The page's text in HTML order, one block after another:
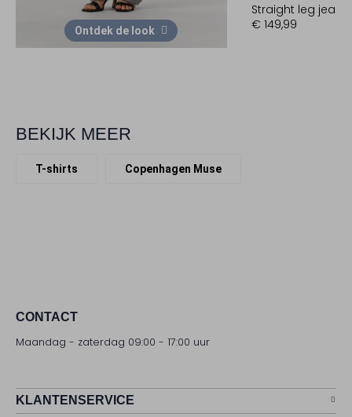
Ontdek de look
Straight leg jeans
€ 149,99
BEKIJK MEER
T-shirts Copenhagen Muse
CONTACT
Maandag - zaterdag 09:00 - 17:00 uur
KLANTENSERVICE